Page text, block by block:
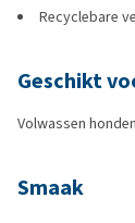
Recyclebare
Geschikt
Volwassen
Smaak